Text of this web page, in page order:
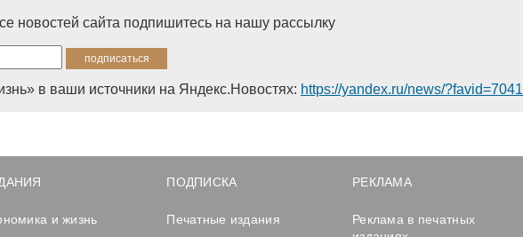
новостей сайта подпишитесь на нашу рассылку
в ваши источники на Яндекс.Новостях: https://yandex.ru/news/?favid=7041
и жизнь
ПОДПИСКА
Печатные издания
РЕКЛАМА
Реклама в печатных